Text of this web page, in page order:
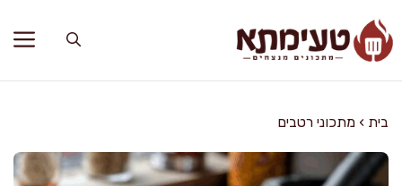
לתוכן
בית › מתכוני רטבים